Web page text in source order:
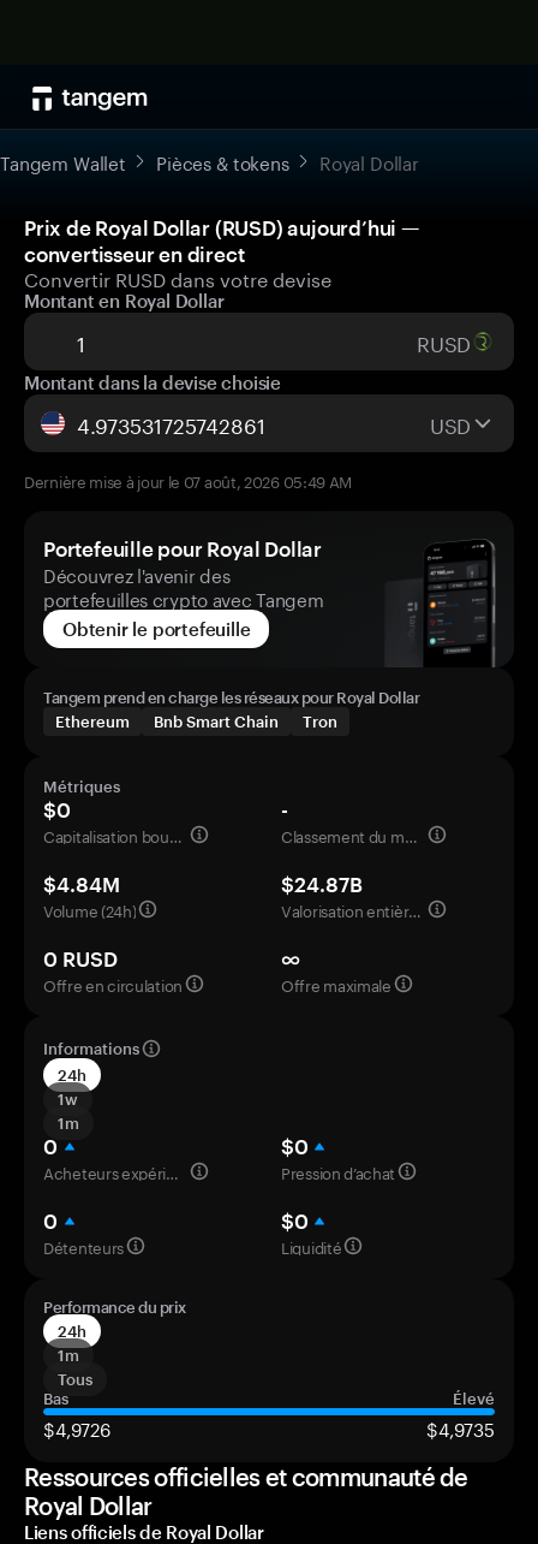
Tangem Wallet Pièces & tokens Royal Dollar
Prix de Royal Dollar (RUSD) aujourd’hui —
convertisseur en direct
Convertir RUSD dans votre devise
Montant en Royal Dollar
RUSD
Montant dans la devise choisie
USD
Dernière mise à jour le 07 août, 2026 05:49 AM
Portefeuille pour Royal Dollar
Découvrez l'avenir des
portefeuilles crypto avec Tangem
Obtenir le portefeuille
Tangem prend en charge les réseaux pour Royal Dollar
Ethereum
Bnb Smart Chain Tron
Métriques
$0
Capitalisation boursière
-
Classement du marché
$4.84M
Volume (24h)
$24.87B
Valorisation entièrement diluée
0 RUSD
Offre en circulation
∞
Offre maximale
Informations
24h
1w
1m
0
Acheteurs expérimentés
$0
Pression d’achat
0
Détenteurs
$0
Liquidité
Performance du prix
24h
1m
Tous
Bas
Élevé
$4,9726
$4,9735
Ressources officielles et communauté de
Royal Dollar
Liens officiels de Royal Dollar